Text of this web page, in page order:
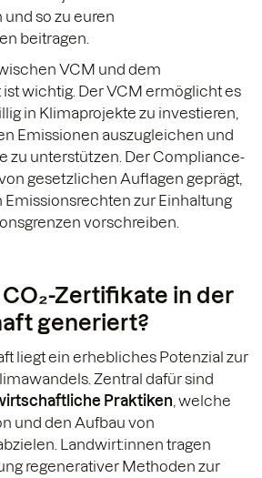
so zu euren
beitragen.
VCM und dem
wichtig. Der VCM ermöglicht es
in Klimaprojekte zu investieren,
Emissionen auszugleichen und
zu unterstützen. Der Compliance-
gesetzlichen Auflagen geprägt,
Emissionsrechten zur Einhaltung
vorschreiben.
Zertifikate in der
generiert?
liegt ein erhebliches Potenzial zur
Zentral dafür sind
Praktiken , welche
und den Aufbau von
Landwirt:innen tragen
regenerativer Methoden zur